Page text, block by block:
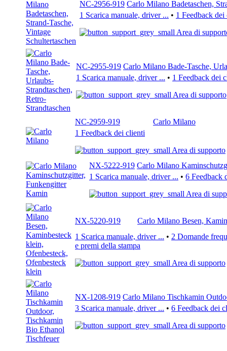
NC-2956-919 Carlo Milano Badetaschen,
1 Scarica manuale, driver ... • 1 Feedback
Area di
NC-2955-919 Carlo Milano Bade-Tasche,
1 Scarica manuale, driver ... • 1 Feedback dei
Area di supporto
NC-2959-919
Carlo Milano
1 Feedback dei clienti
Area di supporto
NX-5222-919 Carlo Milano
1 Scarica manuale, driver ... • 6 Feedback
Area di
NX-5220-919
Carlo Milano Besen,
1 Scarica manuale, driver ... • 2 Domande
e premi della stampa
Area di supporto
NX-1208-919 Carlo Milano Tischkamin
3 Scarica manuale, driver ... • 6 Feedback dei
Area di supporto